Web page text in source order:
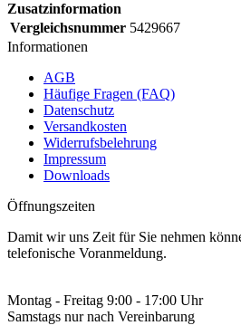
Zusatzinformation
Vergleichsnummer 5429667
Informationen
AGB
Häufige Fragen (FAQ)
Datenschutz
Versandkosten
Widerrufsbelehrung
Impressum
Downloads
Öffnungszeiten
Damit wir uns Zeit für Sie nehmen
telefonische Voranmeldung.
Montag - Freitag 9:00 - 17:00 Uhr
Samstags nur nach Vereinbarung